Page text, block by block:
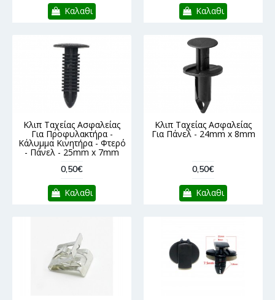
Καλαθι Καλαθι
Κλιπ Ταχείας Ασφαλείας
Για Προφυλακτήρα -
Κάλυμμα Κινητήρα - Φτερό
- Πάνελ - 25mm x 7mm
0,50€
Καλαθι
Κλιπ Ταχείας Ασφαλείας
Για Πάνελ - 24mm x 8mm
0,50€
Καλαθι